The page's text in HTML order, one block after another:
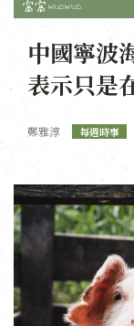
中國寧波
表示只是
鄭雅淳 每週時事